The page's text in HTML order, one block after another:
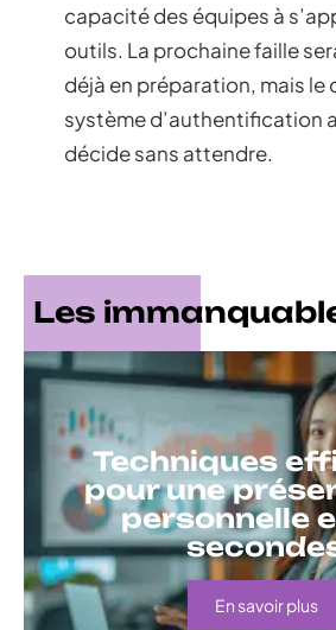
capacité des équipes à
outils. La prochaine faille
déjà en préparation, mais le
système d’authentification
décide sans attendre.
Les
Techniques
pour une
personnelle
En savoir plus